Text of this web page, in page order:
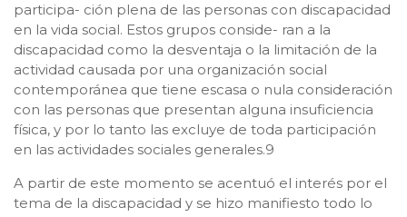
participa- ción plena de las personas con discapacidad
en la vida social. Estos grupos conside- ran a la
discapacidad como la desventaja o la limitación de la
actividad causada por una organización social
contemporánea que tiene escasa o nula consideración
con las personas que presentan alguna insuficiencia
física, y por lo tanto las excluye de toda participación
en las actividades sociales generales.9
A partir de este momento se acentuó el interés por el
tema de la discapacidad y se hizo manifiesto todo lo